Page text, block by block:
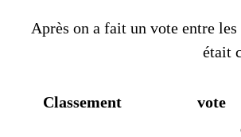
Après on a fait un vote entre
était
vote
Classement